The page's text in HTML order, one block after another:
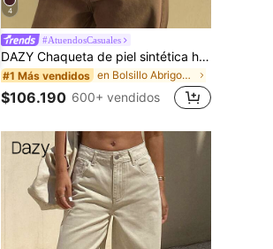
4
#AtuendosCasuales
DAZY Chaqueta de piel sintética holgada y casual para mujer, ajuste regular, para otoño/invierno
#1 Más vendidos en Bolsillo Abrigos de mujer
$106.190 600+ vendidos